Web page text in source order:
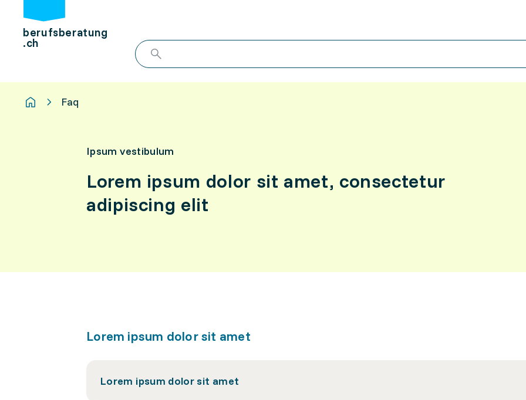
berufsberatung
.ch
Faq
Ipsum vestibulum
Lorem ipsum dolor sit amet, consectetur
adipiscing elit
Lorem ipsum dolor sit amet
Lorem ipsum dolor sit amet